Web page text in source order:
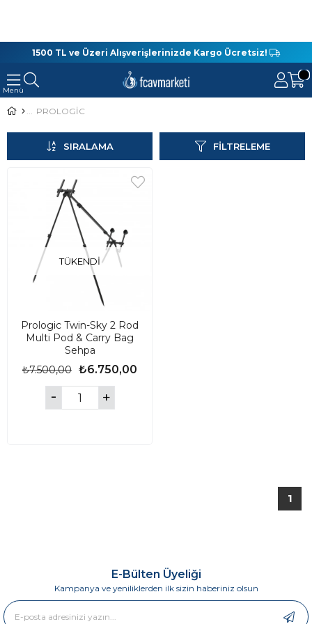
1500 TL ve Üzeri Alışverişlerinizde Kargo Ücretsiz!
PROLOGİC
FILTRELEME
SIRALAMA
TÜKENDI
Prologic Twin-Sky 2 Rod
Multi Pod & Carry Bag
Sehpa
₺6.750,00
₺7.500,00
1
E-Bülten Üyeliği
Kampanya ve yeniliklerden ilk sizin haberiniz olsun